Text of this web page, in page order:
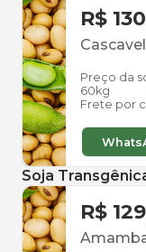
R$
Cascavel
Preço da
60kg
Frete por
Soja
R$